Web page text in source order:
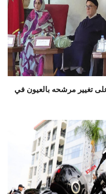
على تغيير مرشحه بالعيون في